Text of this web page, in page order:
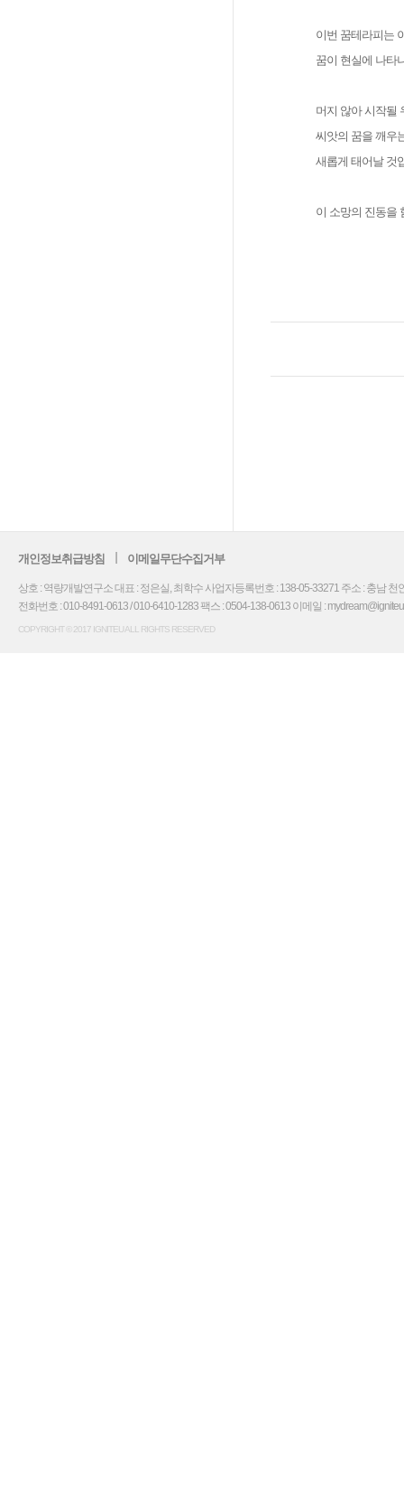
이번 꿈테라피는
꿈이 현실에 나타
머지 않아 시작될
씨앗의 꿈을 깨우
새롭게 태어날 것
이 소망의 진동을
개인정보취급방침 이메일무단수집거부
상호 : 역량개발연구소 대표 : 정은실, 최학수 사업자등록번호 : 138-05-33271 주소 : 충남 천
전화번호 : 010-8491-0613 / 010-6410-1283 팩스 : 0504-138-0613 이메일 :
COPYRIGHT © 2017 IGNITEU ALL RIGHTS RESERVED